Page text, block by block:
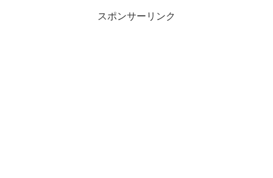
スポンサーリンク